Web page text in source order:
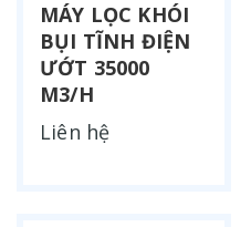
MÁY LỌC KHÓI
BỤI TĨNH ĐIỆN
ƯỚT 35000
M3/H
Liên hệ